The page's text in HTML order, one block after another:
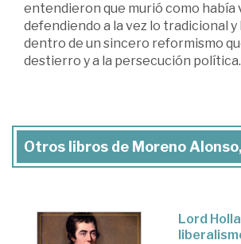
entendieron que murió como había
defendiendo a la vez lo tradicional
dentro de un sincero reformismo
destierro y a la persecución política.
Otros libros de Moreno
Lord